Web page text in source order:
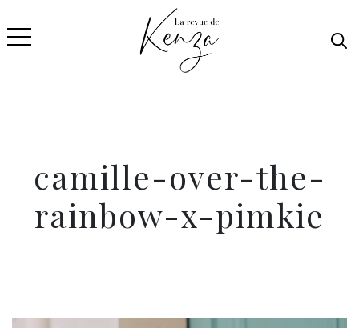
camille-over-the-
rainbow-x-pimkie